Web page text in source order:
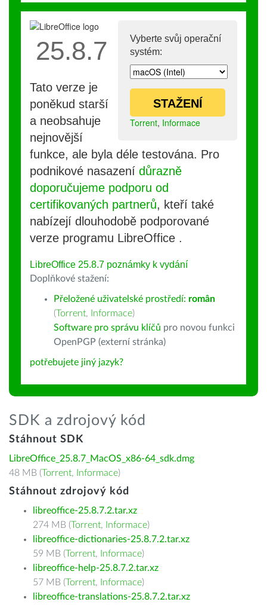
Vyberte svůj operační
systém:
STAŽENÍ
Torrent, Informace
25.8.7
Tato verze je
poněkud starší
a neobsahuje
nejnovější
funkce, ale byla déle testována. Pro
podnikové nasazení důrazně
doporučujeme podporu od
certifikovaných partnerů, kteří také
nabízejí dlouhodobě podporované
verze programu LibreOffice .
LibreOffice 25.8.7 poznámky k vydání
Doplňkové stažení:
Přeložené uživatelské prostředí: român
(Torrent, Informace)
Software pro správu klíčů pro novou funkci
OpenPGP (externí stránka)
potřebujete jiný jazyk?
SDK a zdrojový kód
Stáhnout SDK
LibreOffice_25.8.7_MacOS_x86-64_sdk.dmg
48 MB (Torrent, Informace)
Stáhnout zdrojový kód
libreoffice-25.8.7.2.tar.xz
274 MB (Torrent, Informace)
libreoffice-dictionaries-25.8.7.2.tar.xz
59 MB (Torrent, Informace)
libreoffice-help-25.8.7.2.tar.xz
57 MB (Torrent, Informace)
libreoffice-translations-25.8.7.2.tar.xz